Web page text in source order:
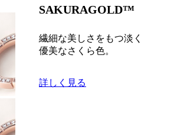
SAKURAGOLD™
繊細な美しさをもつ淡く
優美なさくら色。
詳しく見る